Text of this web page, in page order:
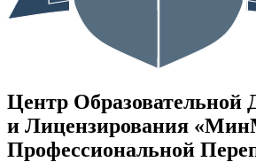
Центр Образовательной
и Лицензирования
Профессиональной